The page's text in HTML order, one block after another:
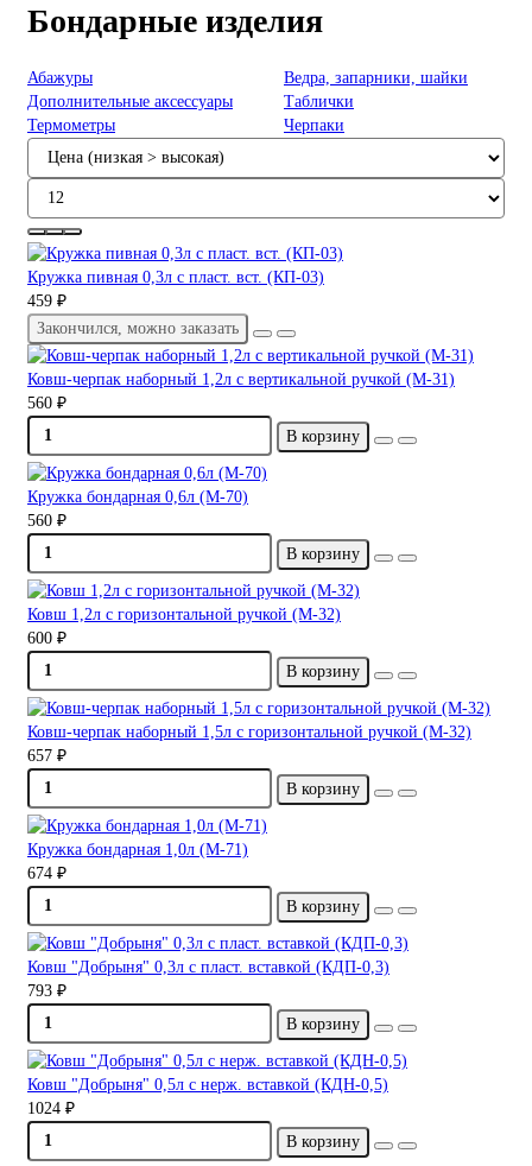
Бондарные изделия
Абажуры
Ведра, запарники, шайки
Дополнительные аксессуары
Таблички
Термометры
Черпаки
Кружка пивная 0,3л с пласт. вст. (КП-03)
459 ₽
Закончился, можно заказать
Ковш-черпак наборный 1,2л с вертикальной ручкой (М-31)
560 ₽
В корзину
Кружка бондарная 0,6л (М-70)
560 ₽
В корзину
Ковш 1,2л с горизонтальной ручкой (М-32)
600 ₽
В корзину
Ковш-черпак наборный 1,5л с горизонтальной ручкой (М-32)
657 ₽
В корзину
Кружка бондарная 1,0л (М-71)
674 ₽
В корзину
Ковш "Добрыня" 0,3л с пласт. вставкой (КДП-0,3)
793 ₽
В корзину
Ковш "Добрыня" 0,5л с нерж. вставкой (КДН-0,5)
1024 ₽
В корзину